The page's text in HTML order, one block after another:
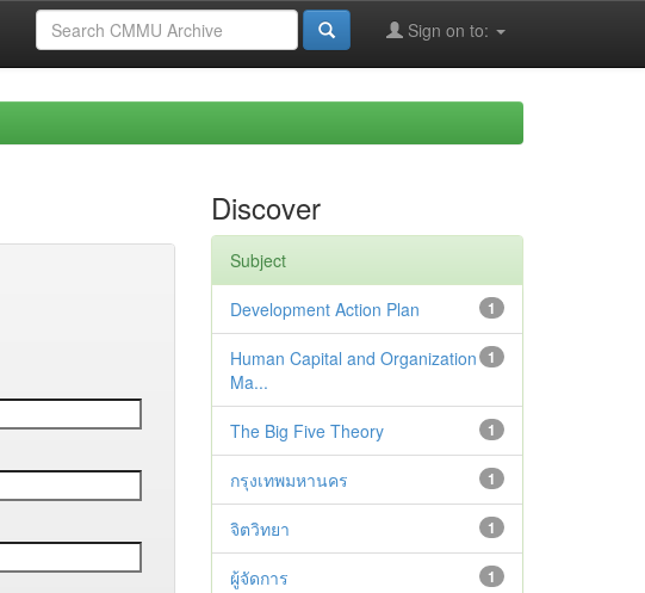
Sign on to:
Discover
Subject
1
Development Action Plan
1
Human Capital and Organization
Ma...
1
The Big Five Theory
1
กรุงเทพมหานคร
1
จิตวิทยา
1
ผู้จัดการ